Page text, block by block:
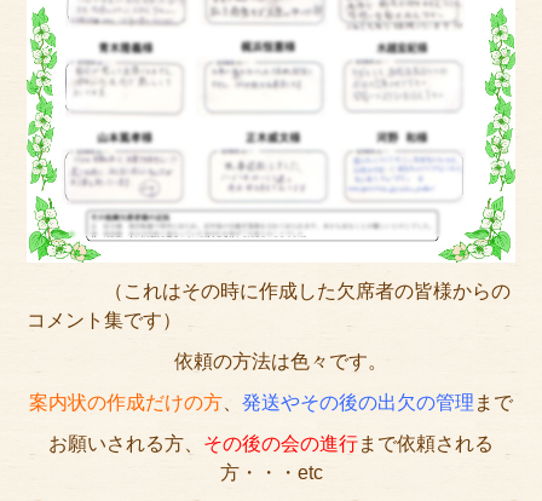
ご利用の流れ
今月のオススメ衣装
成人式特設ページ
お問い合わせ
お客様の声
プライバシーポリシー
サイトマップ
（これはその時に作成した欠席者の皆様からの
コメント集です）
依頼の方法は色々です。
案内状の作成だけの方、 発送やその後の出欠の管理 まで
お願いされる方、 その後の会の進行まで依頼される
方・・・etc